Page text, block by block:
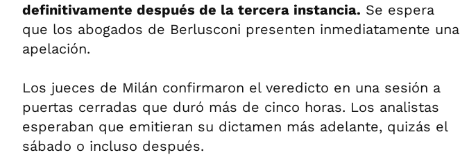
definitivamente después de la tercera instancia. Se espera
que los abogados de Berlusconi presenten inmediatamente una
apelación.
Los jueces de Milán confirmaron el veredicto en una sesión a
puertas cerradas que duró más de cinco horas. Los analistas
esperaban que emitieran su dictamen más adelante, quizás el
sábado o incluso después.